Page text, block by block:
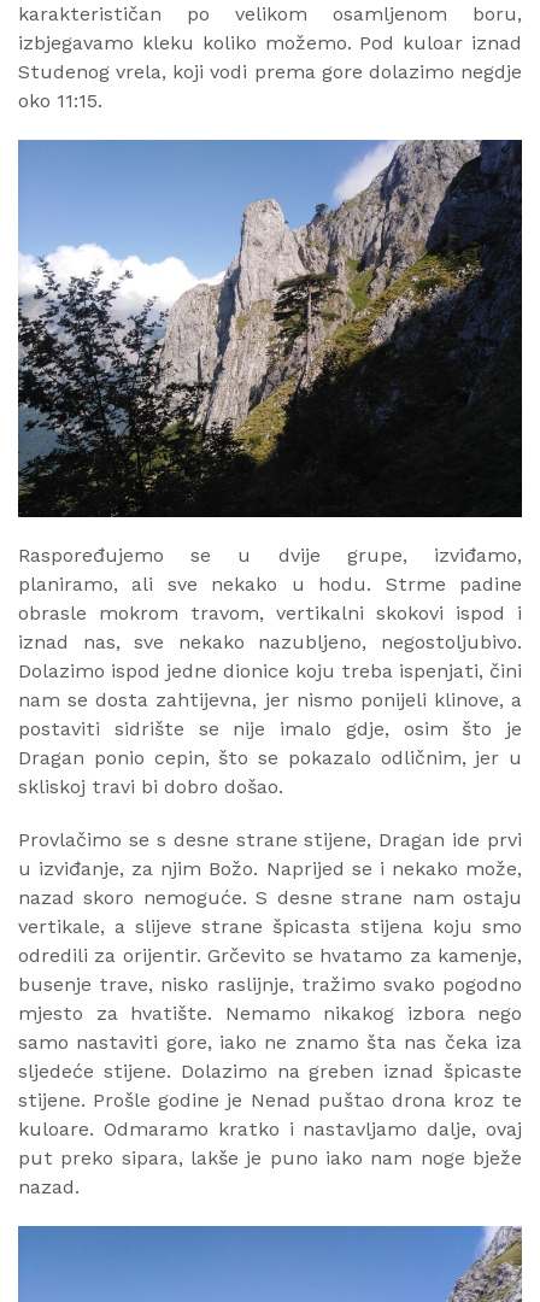
karakterističan po velikom osamljenom boru,
izbjegavamo kleku koliko možemo. Pod kuloar iznad
Studenog vrela, koji vodi prema gore dolazimo negdje
oko 11:15.
Raspoređujemo se u dvije grupe, izviđamo,
planiramo, ali sve nekako u hodu. Strme padine
obrasle mokrom travom, vertikalni skokovi ispod i
iznad nas, sve nekako nazubljeno, negostoljubivo.
Dolazimo ispod jedne dionice koju treba ispenjati, čini
nam se dosta zahtijevna, jer nismo ponijeli klinove, a
postaviti sidrište se nije imalo gdje, osim što je
Dragan ponio cepin, što se pokazalo odličnim, jer u
skliskoj travi bi dobro došao.
Provlačimo se s desne strane stijene, Dragan ide prvi
u izviđanje, za njim Božo. Naprijed se i nekako može,
nazad skoro nemoguće. S desne strane nam ostaju
vertikale, a slijeve strane špicasta stijena koju smo
odredili za orijentir. Grčevito se hvatamo za kamenje,
busenje trave, nisko raslijnje, tražimo svako pogodno
mjesto za hvatište. Nemamo nikakog izbora nego
samo nastaviti gore, iako ne znamo šta nas čeka iza
sljedeće stijene. Dolazimo na greben iznad špicaste
stijene. Prošle godine je Nenad puštao drona kroz te
kuloare. Odmaramo kratko i nastavljamo dalje, ovaj
put preko sipara, lakše je puno iako nam noge bježe
nazad.